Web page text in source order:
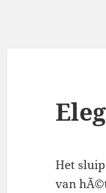
Het
van